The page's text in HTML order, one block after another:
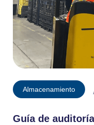
Almacenamiento
Guía de